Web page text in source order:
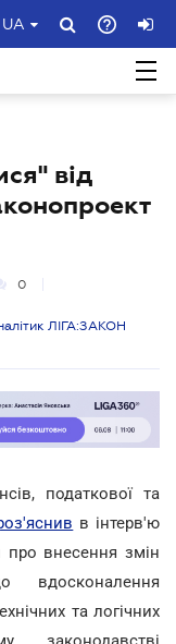
UA
від
0
ЛІГА:ЗАКОН
податкової та
в інтерв'ю
внесення змін
вдосконалення
та логічних